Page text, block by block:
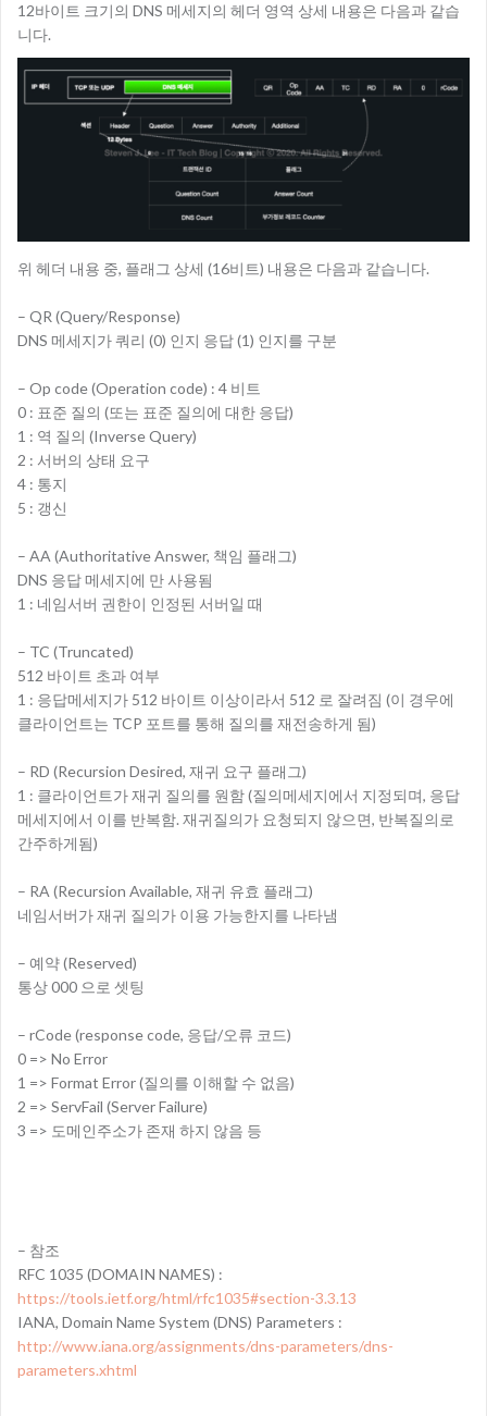
12바이트 크기의 DNS 메세지의 헤더 영역 상세 내용은 다음과 같습
니다.
위 헤더 내용 중, 플래그 상세 (16비트) 내용은 다음과 같습니다.
– QR (Query/Response)
DNS 메세지가 쿼리 (0) 인지 응답 (1) 인지를 구분
– Op code (Operation code) : 4 비트
0 : 표준 질의 (또는 표준 질의에 대한 응답)
1 : 역 질의 (Inverse Query)
2 : 서버의 상태 요구
4 : 통지
5 : 갱신
– AA (Authoritative Answer, 책임 플래그)
DNS 응답 메세지에 만 사용됨
1 : 네임서버 권한이 인정된 서버일 때
– TC (Truncated)
512 바이트 초과 여부
1 : 응답메세지가 512 바이트 이상이라서 512 로 잘려짐 (이 경우에
클라이언트는 TCP 포트를 통해 질의를 재전송하게 됨)
– RD (Recursion Desired, 재귀 요구 플래그)
1 : 클라이언트가 재귀 질의를 원함 (질의메세지에서 지정되며, 응답
메세지에서 이를 반복함. 재귀질의가 요청되지 않으면, 반복질의로
간주하게됨)
– RA (Recursion Available, 재귀 유효 플래그)
네임서버가 재귀 질의가 이용 가능한지를 나타냄
– 예약 (Reserved)
통상 000 으로 셋팅
– rCode (response code, 응답/오류 코드)
0 => No Error
1 => Format Error (질의를 이해할 수 없음)
2 => ServFail (Server Failure)
3 => 도메인주소가 존재 하지 않음 등
– 참조
RFC 1035 (DOMAIN NAMES) :
https://tools.ietf.org/html/rfc1035#section-3.3.13
IANA, Domain Name System (DNS) Parameters :
http://www.iana.org/assignments/dns-parameters/dns-
parameters.xhtml